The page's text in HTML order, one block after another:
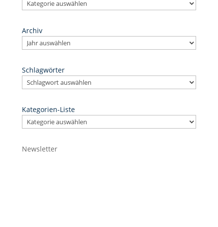
Archiv
Schlagwörter
Kategorien-Liste
Newsletter